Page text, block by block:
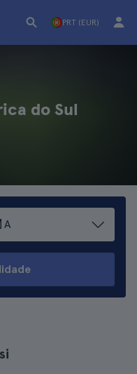
PRT (EUR)
do Sul
A